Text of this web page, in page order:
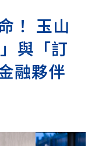
！ 玉山
與「訂
融夥伴